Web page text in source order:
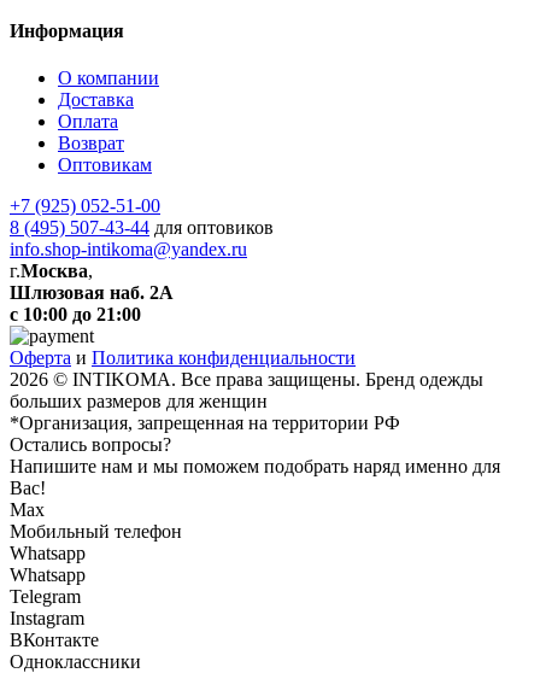
Информация
О компании
Доставка
Оплата
Возврат
Оптовикам
+7 (925) 052-51-00
8 (495) 507-43-44 для оптовиков
info.shop-intikoma@yandex.ru
г.Москва,
Шлюзовая наб. 2А
с 10:00 до 21:00
Оферта и Политика конфиденциальности
2026 © INTIKOMA. Все права защищены. Бренд одежды
больших размеров для женщин
*Организация, запрещенная на территории РФ
Остались вопросы?
Напишите нам и мы поможем подобрать наряд именно для
Вас!
Max
Мобильный телефон
Whatsapp
Whatsapp
Telegram
Instagram
ВКонтакте
Одноклассники